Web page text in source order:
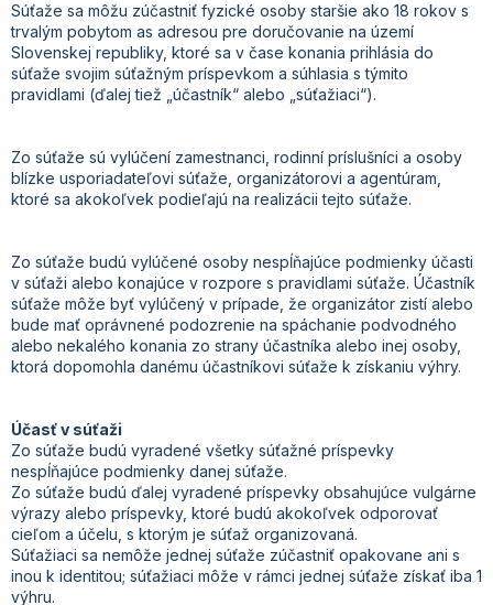
Súťaže sa môžu zúčastniť fyzické osoby staršie ako 18 rokov s
trvalým pobytom as adresou pre doručovanie na území
Slovenskej republiky, ktoré sa v čase konania prihlásia do
súťaže svojim súťažným príspevkom a súhlasia s týmito
pravidlami (ďalej tiež „účastník“ alebo „súťažiaci“).
Zo súťaže sú vylúčení zamestnanci, rodinní príslušníci a osoby
blízke usporiadateľovi súťaže, organizátorovi a agentúram,
ktoré sa akokoľvek podieľajú na realizácii tejto súťaže.
Zo súťaže budú vylúčené osoby nespĺňajúce podmienky účasti
v súťaži alebo konajúce v rozpore s pravidlami súťaže. Účastník
súťaže môže byť vylúčený v prípade, že organizátor zistí alebo
bude mať oprávnené podozrenie na spáchanie podvodného
alebo nekalého konania zo strany účastníka alebo inej osoby,
ktorá dopomohla danému účastníkovi súťaže k získaniu výhry.
Účasť v súťaži
Zo súťaže budú vyradené všetky súťažné príspevky
nespĺňajúce podmienky danej súťaže.
Zo súťaže budú ďalej vyradené príspevky obsahujúce vulgárne
výrazy alebo príspevky, ktoré budú akokoľvek odporovať
cieľom a účelu, s ktorým je súťaž organizovaná.
Súťažiaci sa nemôže jednej súťaže zúčastniť opakovane ani s
inou k identitou; súťažiaci môže v rámci jednej súťaže získať iba 1
výhru.